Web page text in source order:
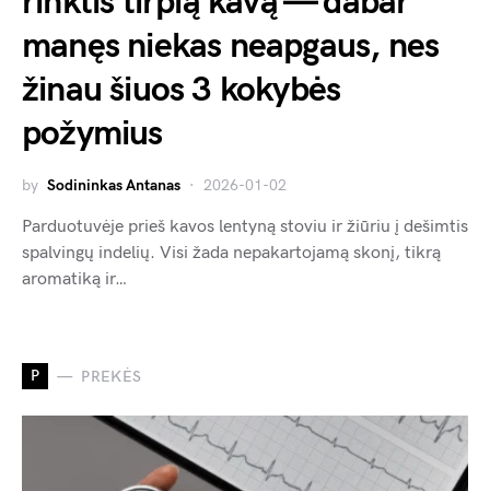
manęs niekas neapgaus, nes
žinau šiuos 3 kokybės
požymius
by Sodininkas Antanas 2026-01-02
Parduotuvėje prieš kavos lentyną stoviu ir žiūriu į dešimtis
spalvingų indelių. Visi žada nepakartojamą skonį, tikrą
aromatiką ir…
P PREKĖS